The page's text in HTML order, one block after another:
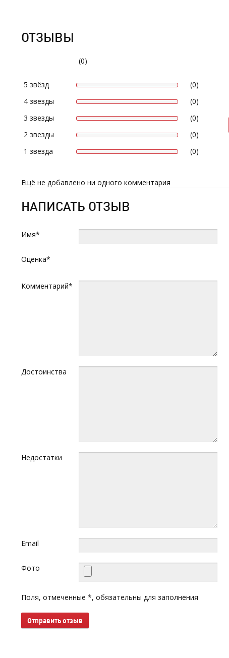
ОТЗЫВЫ
(0)
5 звёзд
(0)
4 звезды
(0)
3 звезды
(0)
2 звезды
(0)
1 звезда
(0)
Ещё не добавлено ни одного комментария
НАПИСАТЬ ОТЗЫВ
Имя*
Оценка*
Комментарий*
Достоинства
Недостатки
Email
Фото
Поля, отмеченные *, обязательны для заполнения
Отправить отзыв